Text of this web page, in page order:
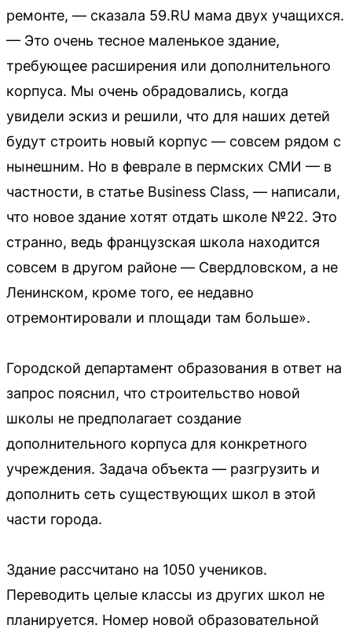
ремонте, — сказала 59.RU мама двух учащихся.
— Это очень тесное маленькое здание,
требующее расширения или дополнительного
корпуса. Мы очень обрадовались, когда
увидели эскиз и решили, что для наших детей
будут строить новый корпус — совсем рядом с
нынешним. Но в феврале в пермских СМИ — в
частности, в статье Business Class, — написали,
что новое здание хотят отдать школе №22. Это
странно, ведь французская школа находится
совсем в другом районе — Свердловском, а не
Ленинском, кроме того, ее недавно
отремонтировали и площади там больше».
Городской департамент образования в ответ на
запрос пояснил, что строительство новой
школы не предполагает создание
дополнительного корпуса для конкретного
учреждения. Задача объекта — разгрузить и
дополнить сеть существующих школ в этой
части города.
Здание рассчитано на 1050 учеников.
Переводить целые классы из других школ не
планируется. Номер новой образовательной